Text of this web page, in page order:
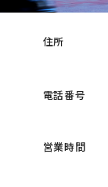
住所
電話番号
営業時間